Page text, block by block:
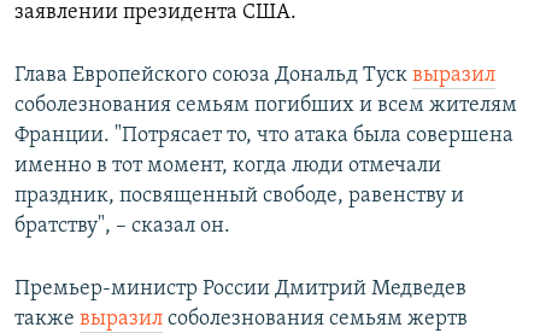
заявлении президента США.
Глава Европейского союза Дональд Туск выразил
соболезнования семьям погибших и всем жителям
Франции. "Потрясает то, что атака была совершена
именно в тот момент, когда люди отмечали
праздник, посвященный свободе, равенству и
братству", – сказал он.
Премьер-министр России Дмитрий Медведев
также выразил соболезнования семьям жертв